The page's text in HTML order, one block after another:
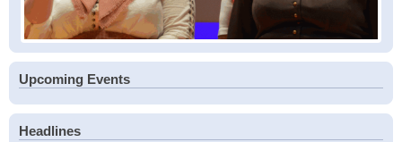
Upcoming Events
Headlines